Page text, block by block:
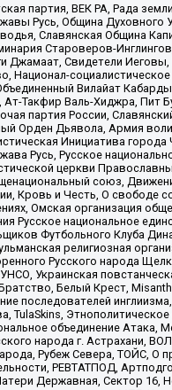
партия, ВЕК РА, Рада
Русь, Община Духовного
Славянская Община
Староверов-
Джамаат, Свидетели Иеговы,
Национал-
Вилайат
Такфир Валь-Хиджра, Пит
партия России,
Орден Дьявола, Армия воли
Инициатива города
Русь, Русское
церкви
союз,
Кровь и Честь, О свободе
Омская организация
Русское национальное
Футбольного Клуба
религиозная
Русского народа
Украинская
Белый Крест,
последователей
TulaSkins,
объединение Атака,
народа г. Астрахани,
Рубеж Севера, ТОЙС, О
РЕВТАТПОД,
Державная, Сектор 16,